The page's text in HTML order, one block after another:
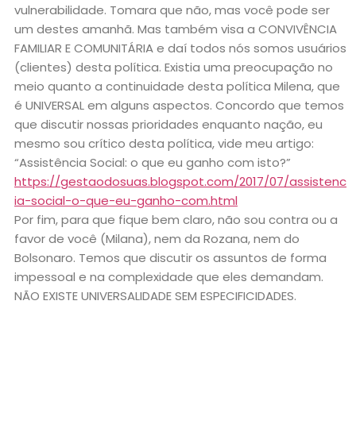
vulnerabilidade. Tomara que não, mas você pode ser
um destes amanhã. Mas também visa a CONVIVÊNCIA
FAMILIAR E COMUNITÁRIA e daí todos nós somos usuários
(clientes) desta política. Existia uma preocupação no
meio quanto a continuidade desta política Milena, que
é UNIVERSAL em alguns aspectos. Concordo que temos
que discutir nossas prioridades enquanto nação, eu
mesmo sou crítico desta política, vide meu artigo:
“Assistência Social: o que eu ganho com isto?”
https://gestaodosuas.blogspot.com/2017/07/assistenc
ia-social-o-que-eu-ganho-com.html
Por fim, para que fique bem claro, não sou contra ou a
favor de você (Milana), nem da Rozana, nem do
Bolsonaro. Temos que discutir os assuntos de forma
impessoal e na complexidade que eles demandam.
NÃO EXISTE UNIVERSALIDADE SEM ESPECIFICIDADES.